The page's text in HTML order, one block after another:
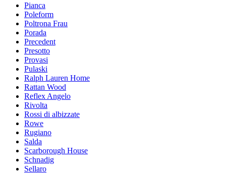
Pianca
Poleform
Poltrona Frau
Porada
Precedent
Presotto
Provasi
Pulaski
Ralph Lauren Home
Rattan Wood
Reflex Angelo
Rivolta
Rossi di albizzate
Rowe
Rugiano
Salda
Scarborough House
Schnadig
Sellaro